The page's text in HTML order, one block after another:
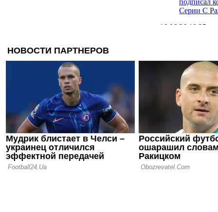
подписал
Серии C
16.06.26 19:25
Капелло:
Аморима
в
15.06.26 13:22
Милан
тренером